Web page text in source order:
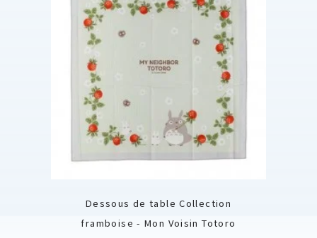
Dessous de table Collection
framboise - Mon Voisin Totoro